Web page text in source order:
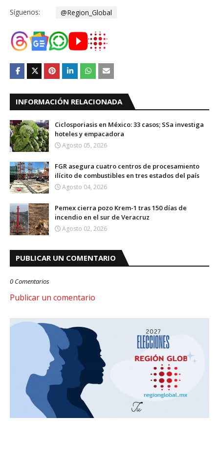
Síguenos: @Region_Global
INFORMACIÓN RELACIONADA
Ciclosporiasis en México: 33 casos; SSa investiga
hoteles y empacadora
Agosto 05, 2026
FGR asegura cuatro centros de procesamiento
ilícito de combustibles en tres estados del país
Agosto 04, 2026
Pemex cierra pozo Krem-1 tras 150 días de
incendio en el sur de Veracruz
Agosto 02, 2026
PUBLICAR UN COMENTARIO
0 Comentarios
Publicar un comentario